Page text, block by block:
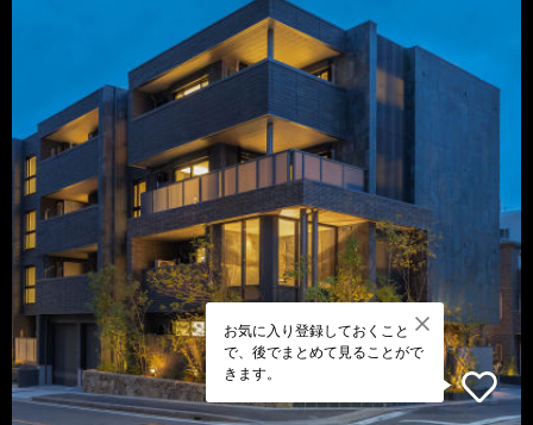
お気に入り登録しておくこと
で、後でまとめて見ることがで
きます。